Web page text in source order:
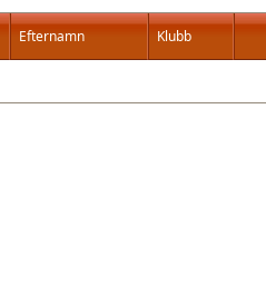
Efternamn Klubb